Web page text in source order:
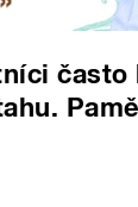
často